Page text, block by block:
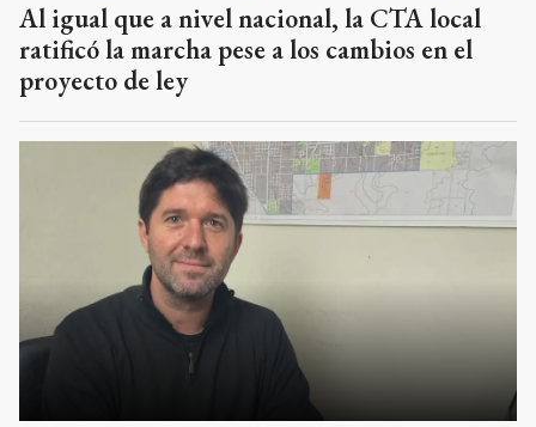
Al igual que a nivel nacional, la CTA local
ratificó la marcha pese a los cambios en el
proyecto de ley